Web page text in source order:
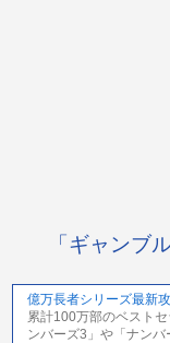
「ギャンブ
億万長者シリーズ最新
累計100万部のベスト
ンバーズ3」や「ナン